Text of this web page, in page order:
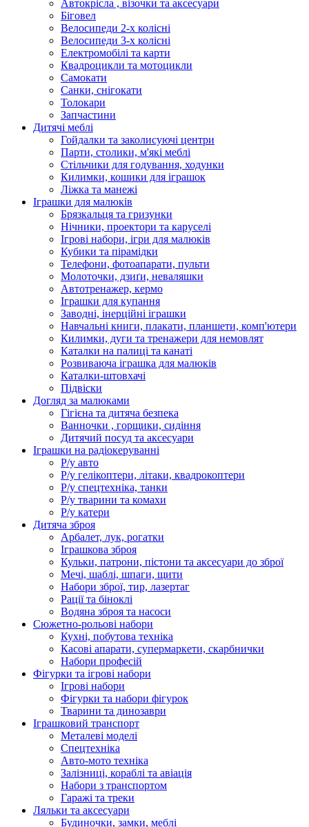
Автокрісла , візочки та аксесуари
Біговел
Велосипеди 2-х колісні
Велосипеди 3-х колісні
Електромобілі та карти
Квадроцикли та мотоцикли
Самокати
Санки, снігокати
Толокари
Запчастини
Дитячі меблі
Гойдалки та заколисуючі центри
Парти, столики, м'які меблі
Стільчики для годування, ходунки
Килимки, кошики для іграшок
Ліжка та манежі
Іграшки для малюків
Брязкальця та гризунки
Нічники, проектори та каруселі
Ігрові набори, ігри для малюків
Кубики та пірамідки
Телефони, фотоапарати, пульти
Молоточки, дзиґи, неваляшки
Автотренажер, кермо
Іграшки для купання
Заводні, інерційні іграшки
Навчальні книги, плакати, планшети, комп'ютери
Килимки, дуги та тренажери для немовлят
Каталки на палиці та канаті
Розвиваюча іграшка для малюків
Каталки-штовхачі
Підвіски
Догляд за малюками
Гігієна та дитяча безпека
Ванночки , горщики, сидіння
Дитячий посуд та аксесуари
Іграшки на радіокеруванні
Р/у авто
Р/у гелікоптери, літаки, квадрокоптери
Р/у спецтехніка, танки
Р/у тварини та комахи
Р/у катери
Дитяча зброя
Арбалет, лук, рогатки
Іграшкова зброя
Кульки, патрони, пістони та аксесуари до зброї
Мечі, шаблі, шпаги, щити
Набори зброї, тир, лазертаг
Рації та біноклі
Водяна зброя та насоси
Сюжетно-рольові набори
Кухні, побутова техніка
Касові апарати, супермаркети, скарбнички
Набори професій
Фігурки та ігрові набори
Ігрові набори
Фігурки та набори фігурок
Тварини та динозаври
Іграшковий транспорт
Металеві моделі
Спецтехніка
Авто-мото техніка
Залізниці, кораблі та авіація
Набори з транспортом
Гаражі та треки
Ляльки та аксесуари
Будиночки, замки, меблі